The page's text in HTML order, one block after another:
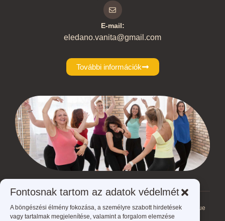
Fontosnak tartom az adatok védelmét
A böngészési élmény fokozása, a személyre szabott hirdetések
vagy tartalmak megjelenítése, valamint a forgalom elemzése
E-mail:
eledano.vanita@gmail.com
További információk
Ön jelenleg itt van:ÉLed A NŐ - Éld meg a nőt!>Videó>NiaTechnique